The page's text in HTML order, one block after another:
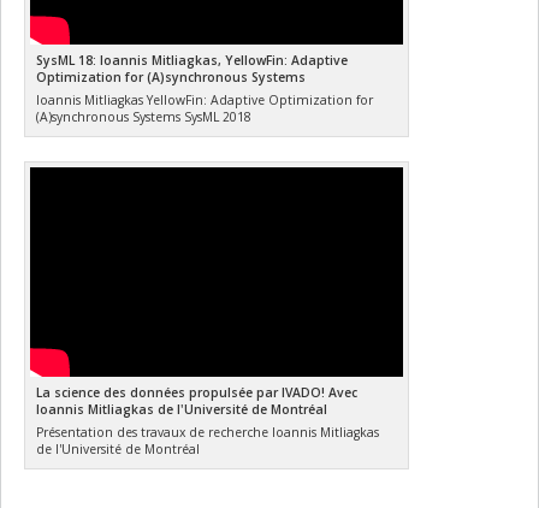
SysML 18: Ioannis Mitliagkas, YellowFin: Adaptive
Optimization for (A)synchronous Systems
Ioannis Mitliagkas YellowFin: Adaptive Optimization for
(A)synchronous Systems SysML 2018
La science des données propulsée par IVADO! Avec
Ioannis Mitliagkas de l'Université de Montréal
Présentation des travaux de recherche Ioannis Mitliagkas
de l'Université de Montréal